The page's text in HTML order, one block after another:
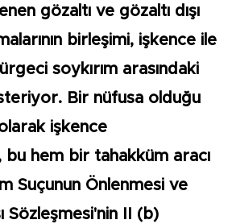
gözaltı ve gözaltı dışı
birleşimi, işkence ile
soykırım arasındaki
Bir nüfusa olduğu
işkence
bu hem bir tahakküm aracı
Suçunun Önlenmesi ve
Sözleşmesi'nin II (b)